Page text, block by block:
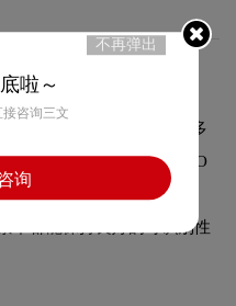
？
"的设计理念，通过去除多
觉信息。这种风格在LOGO
条干净利落、色彩使用克
下都能保持良好的可识别性
不再弹出
啦～
咨询三文
询